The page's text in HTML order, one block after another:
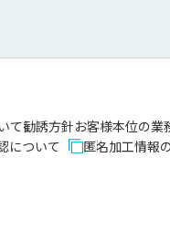
て勧誘方針お客様本位の業
について 匿名加工情報